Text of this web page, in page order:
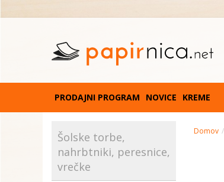
PRODAJNI PROGRAM NOVICE KREME
Šolske torbe,
nahrbtniki, peresnice,
vrečke
Domov